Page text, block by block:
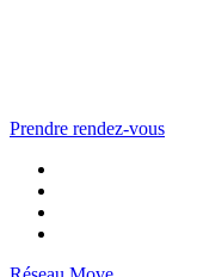
Prendre rendez-vous